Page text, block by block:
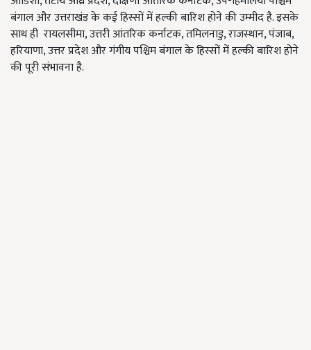
बंगाल और उत्तराखंड के कई हिस्सों में हल्की बारिश होने की उम्मीद है. इसके
साथ ही रायलसीमा, उत्तरी आंतरिक कर्नाटक, तमिलनाडु, राजस्थान, पंजाब,
हरियाणा, उत्तर प्रदेश और गंगीय पश्चिम बंगाल के हिस्सों में हल्की बारिश होने
की पूरी संभावना है.